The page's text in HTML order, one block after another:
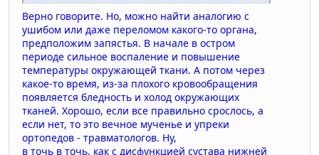
Верно говорите. Но, можно найти аналогию с
ушибом или даже переломом какого-то органа,
предположим запястья. В начале в остром
периоде сильное воспаление и повышение
температуры окружающей ткани. А потом через
какое-то время, из-за плохого кровообращения
появляется бледность и холод окружающих
тканей. Хорошо, если все правильно срослось, а
если нет, то это вечное мученье и упреки
ортопедов - травматологов. Ну,
в точь в точь, как с дисфункцией сустава нижней